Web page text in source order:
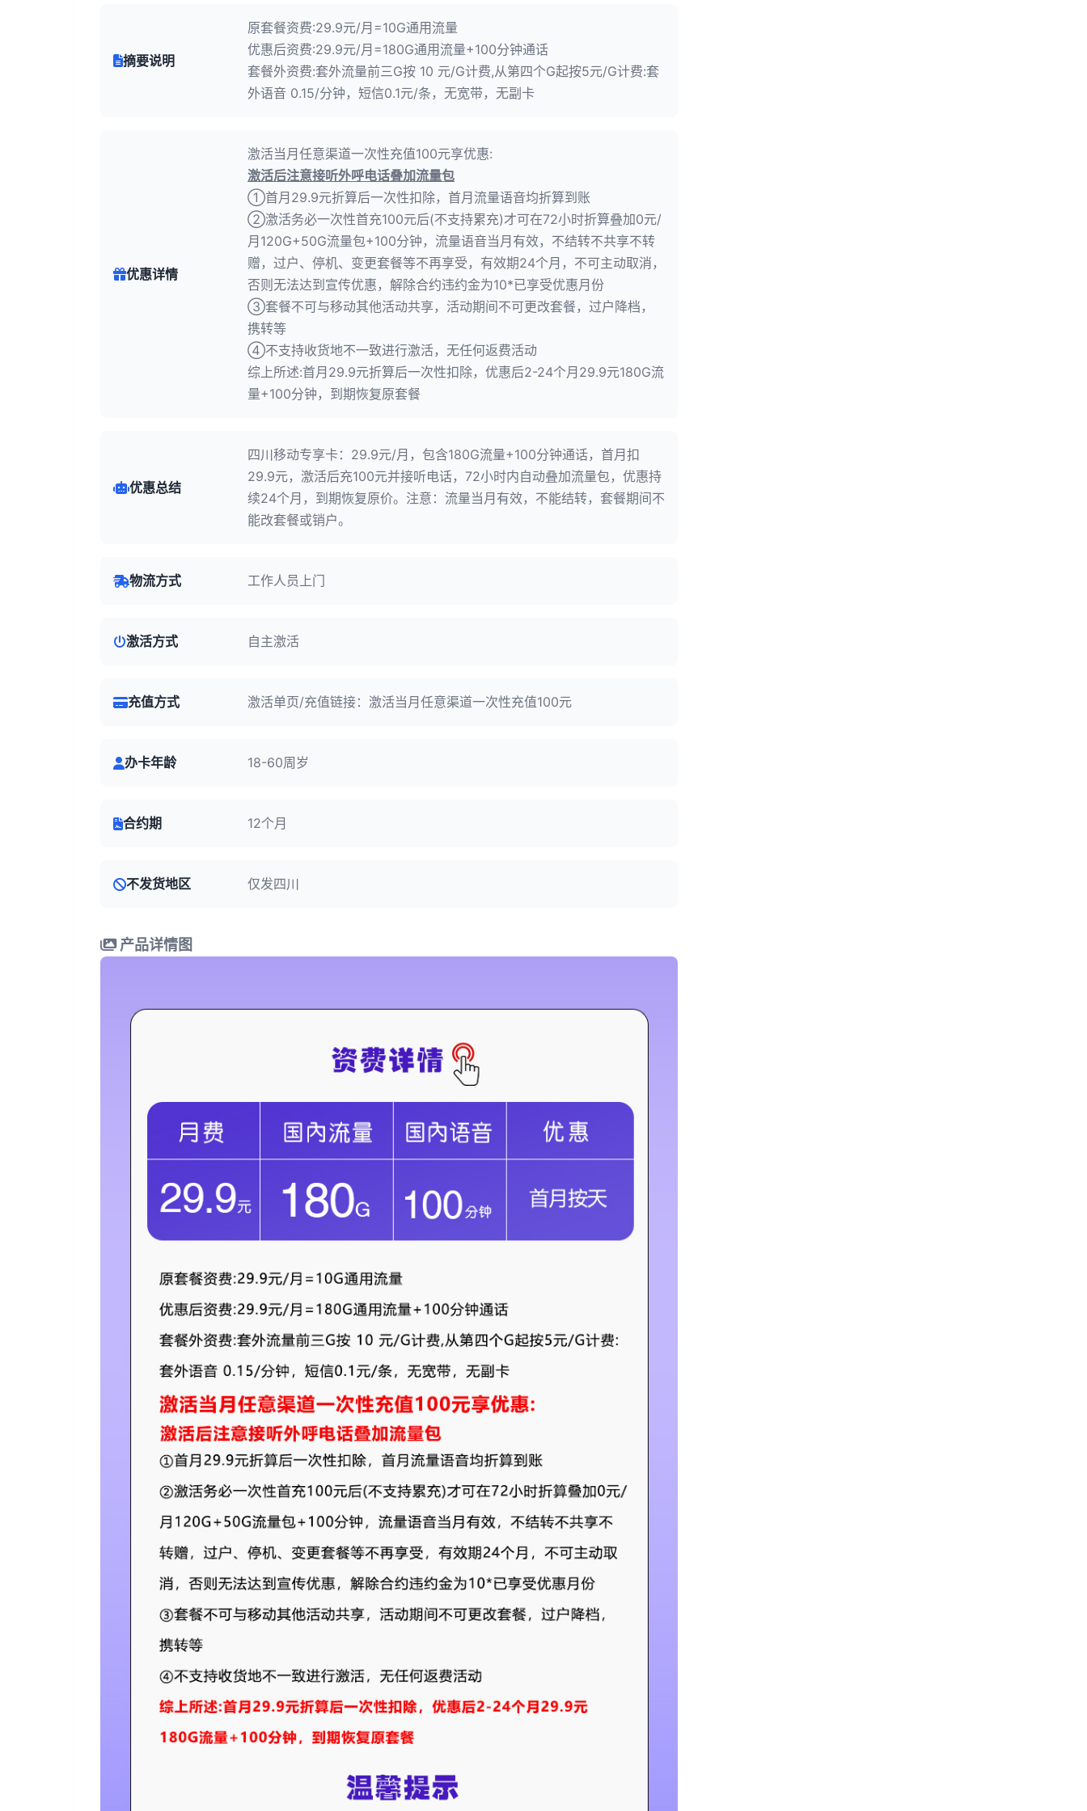
摘要说明
原套餐资费:29.9元/月=10G通用流量
优惠后资费:29.9元/月=180G通用流量+100分钟通话
套餐外资费:套外流量前三G按 10 元/G计费,从第四个G起按5元/G计费:套
外语音 0.15/分钟，短信0.1元/条，无宽带，无副卡
优惠详情
激活当月任意渠道一次性充值100元享优惠:
激活后注意接听外呼电话叠加流量包
①首月29.9元折算后一次性扣除，首月流量语音均折算到账
②激活务必一次性首充100元后(不支持累充)才可在72小时折算叠加0元/
月120G+50G流量包+100分钟，流量语音当月有效，不结转不共享不转
赠，过户、停机、变更套餐等不再享受，有效期24个月，不可主动取消，
否则无法达到宣传优惠，解除合约违约金为10*已享受优惠月份
③套餐不可与移动其他活动共享，活动期间不可更改套餐，过户降档，
携转等
④不支持收货地不一致进行激活，无任何返费活动
综上所述:首月29.9元折算后一次性扣除，优惠后2-24个月29.9元180G流
量+100分钟，到期恢复原套餐
优惠总结
四川移动专享卡：29.9元/月，包含180G流量+100分钟通话，首月扣
29.9元，激活后充100元并接听电话，72小时内自动叠加流量包，优惠持
续24个月，到期恢复原价。注意：流量当月有效，不能结转，套餐期间不
能改套餐或销户。
物流方式 工作人员上门
激活方式 自主激活
充值方式 激活单页/充值链接：激活当月任意渠道一次性充值100元
办卡年龄 18-60周岁
合约期 12个月
不发货地区 仅发四川
产品详情图